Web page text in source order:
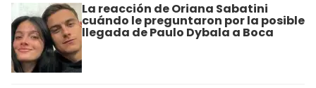
La reacción de Oriana Sabatini
cuándo le preguntaron por la posible
llegada de Paulo Dybala a Boca